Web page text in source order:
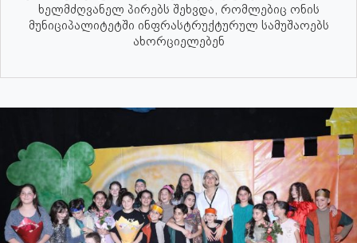
ხელმძღვანელ პირებს შეხვდა, რომლებიც ონის
მუნიციპალიტეტში ინფრასტრუქტურულ სამუშაოებს
ახორციელებენ